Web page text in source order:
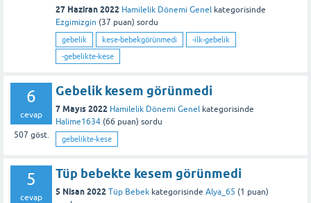
27 Haziran 2022 Hamilelik Dönemi Genel kategorisinde
Ezgimizgin (37 puan) sordu
gebelik kese-bebekgörünmedi
-ilk-gebelik
-gebelikte-kese
6
cevap
507 göst.
Gebelik kesem görünmedi
7 Mayıs 2022 Hamilelik Dönemi Genel kategorisinde
Halime1634 (66 puan) sordu
gebelikte-kese
5
cevap
Tüp bebekte kesem görünmedi
5 Nisan 2022 Tüp Bebek kategorisinde Alya_65 (1 puan)